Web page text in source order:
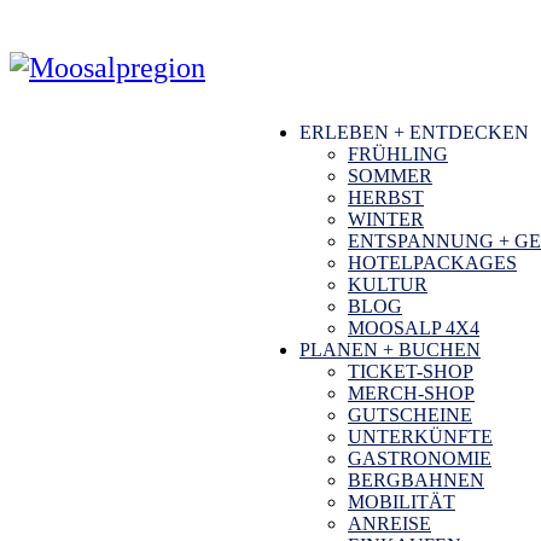
ERLEBEN + ENTDECKEN
FRÜHLING
SOMMER
HERBST
WINTER
ENTSPANNUNG +
HOTELPACKAGES
KULTUR
BLOG
MOOSALP 4‌X‌4
PLANEN + BUCHEN
TICKET-SHOP
MERCH-SHOP
GUTSCHEINE
UNTERKÜNFTE
GASTRONOMIE
BERGBAHNEN
MOBILITÄT
ANREISE